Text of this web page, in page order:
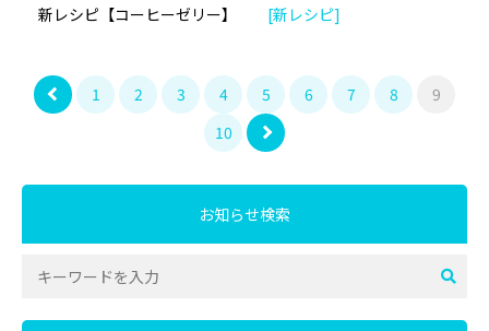
新レシピ【コーヒーゼリー】
[新レシピ]
1 2 3 4 5 6 7 8
9
10
お知らせ検索